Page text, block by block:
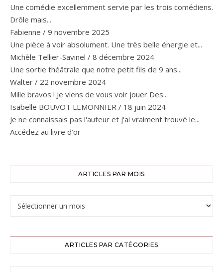
Une comédie excellemment servie par les trois comédiens.
Drôle mais...
Fabienne / 9 novembre 2025
Une pièce à voir absolument. Une très belle énergie et...
Michèle Tellier-Savinel / 8 décembre 2024
Une sortie théâtrale que notre petit fils de 9 ans...
Walter / 22 novembre 2024
Mille bravos ! Je viens de vous voir jouer Des...
Isabelle BOUVOT LEMONNIER / 18 juin 2024
Je ne connaissais pas l'auteur et j'ai vraiment trouvé le...
Accédez au livre d’or
ARTICLES PAR MOIS
ARTICLES PAR CATÉGORIES